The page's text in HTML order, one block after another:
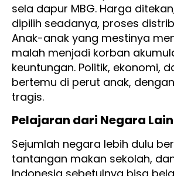
sela dapur MBG. Harga
dipilih seadanya, proses
Anak-anak yang mestinya
malah menjadi korban
keuntungan. Politik, ekonomi,
bertemu di perut anak,
tragis.
Pelajaran dari Negara Lain
Sejumlah negara lebih dulu
tantangan makan sekolah,